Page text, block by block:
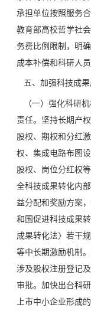
承担单位按照服务
教育部高校哲学社
务费比例限制，明
成本补偿和科研人
五、加强科技成果
（一）强化科研机
责任。坚持长期产
股权、期权和分红
权、集成电路布图
股权、岗位分红权
全科技成果转化内
益分配和奖励方案
和国促进科技成果
成果转化法〉若干
等中长期激励机制
涉及股权注册登记
审批。加快出台科
上市中小企业形成